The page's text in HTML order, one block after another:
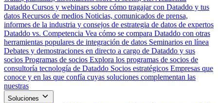
Dataddo Cursos y webinars sobre cómo tragajar con Dataddo y tus
datos Recursos de medios Noticias, comunicados de prensa,
informes de la industria y consejos de estrategia de datos de expertos
Dataddo vs. Competencia Vea cómo se compara Dataddo con otras
herramientas populares de integración de datos Seminarios en línea
Debates y demostraciones en directo a cargo de Dataddo y sus
socios Programas de socios Explora los programas de socios de
consultoría tecnología de Dataddo Socios estratégicos Empresas que
conoce y en las que confía cuyas soluciones complementan las
nuestras
Soluciones